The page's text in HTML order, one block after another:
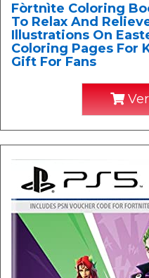
Fòrtnìte Coloring
To Relax And
Illustrations On
Coloring Pages For
Gift For Fans